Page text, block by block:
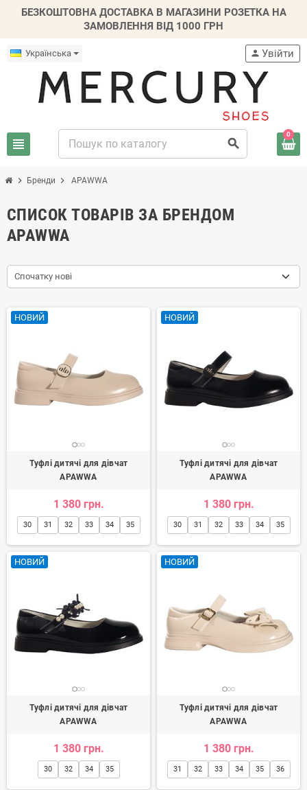
БЕЗКОШТОВНА ДОСТАВКА В МАГАЗИНИ РОЗЕТКА НА
ЗАМОВЛЕННЯ ВІД 1000 ГРН
Українська
view_headline search
person Увійти
0
chevron_right Бренди chevron_right APAWWA
СПИСОК ТОВАРІВ ЗА БРЕНДОМ
APAWWA
Спочатку нові
НОВИЙ
Туфлі дитячі для дівчат
APAWWA
1 380 грн.
30 31 32 33 34 35
НОВИЙ
Туфлі дитячі для дівчат
APAWWA
1 380 грн.
30 31 32 33 34 35
НОВИЙ
Туфлі дитячі для дівчат
APAWWA
1 380 грн.
30 32 34 35
НОВИЙ
Туфлі дитячі для дівчат
APAWWA
1 380 грн.
31 32 33 34 35 36